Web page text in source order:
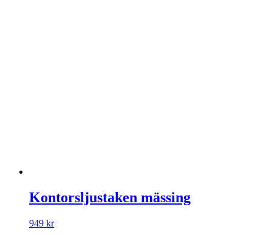
Kontorsljustaken mässing
949 kr